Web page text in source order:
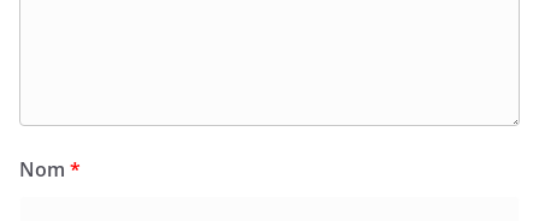
Nom *